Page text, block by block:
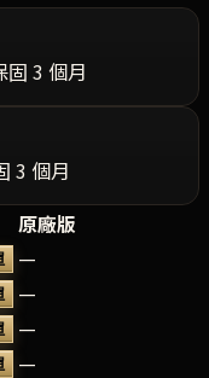
固 3 個月
3 個月
原廠版
—
—
—
—